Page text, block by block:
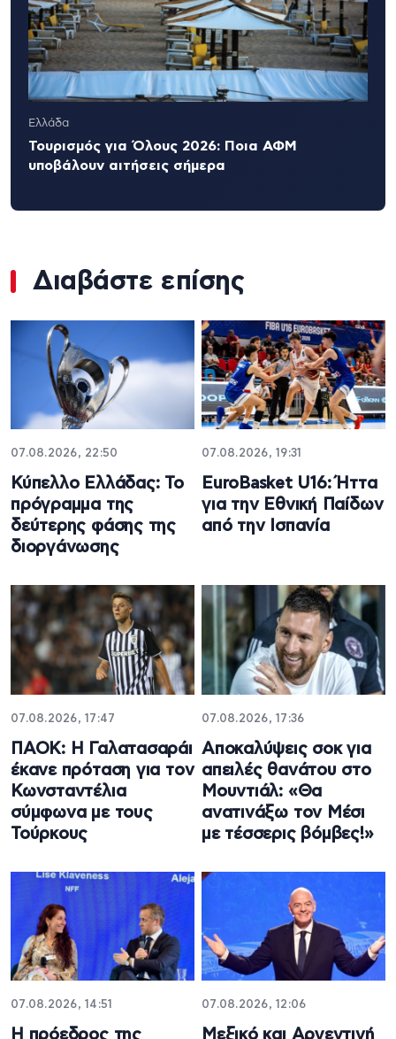
Ελλάδα
Τουρισμός για Όλους 2026: Ποια ΑΦΜ
υποβάλουν αιτήσεις σήμερα
Διαβάστε επίσης
07.08.2026, 22:50
Κύπελλο Ελλάδας: Το
πρόγραμμα της
δεύτερης φάσης της
διοργάνωσης
07.08.2026, 19:31
EuroBasket U16: Ήττα
για την Εθνική Παίδων
από την Ισπανία
07.08.2026, 17:47
ΠΑΟΚ: Η Γαλατασαράι
έκανε πρόταση για τον
Κωνσταντέλια
σύμφωνα με τους
Τούρκους
07.08.2026, 17:36
Aποκαλύψεις σοκ για
απειλές θανάτου στο
Μουντιάλ: «Θα
ανατινάξω τον Μέσι
με τέσσερις βόμβες!»
07.08.2026, 14:51
Η πρόεδρος της
07.08.2026, 12:06
Μεξικό και Αργεντινή